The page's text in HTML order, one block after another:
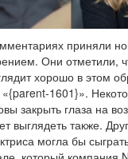
приняли
Они отметили,
хорошо в этом
«{parent-1601}».
закрыть глаза на
выглядеть также.
могла бы